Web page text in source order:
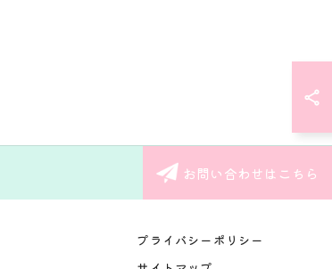
お問い合わせはこちら
プライバシーポリシー